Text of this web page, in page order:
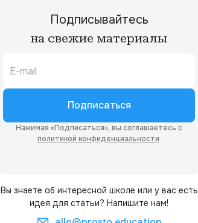
Подписывайтесь
на свежие материалы
Подписаться
Нажимая «Подписаться», вы соглашаетесь с
политикой конфиденциальности.
Вы знаете об интересной школе или у вас есть
идея для статьи? Напишите нам!